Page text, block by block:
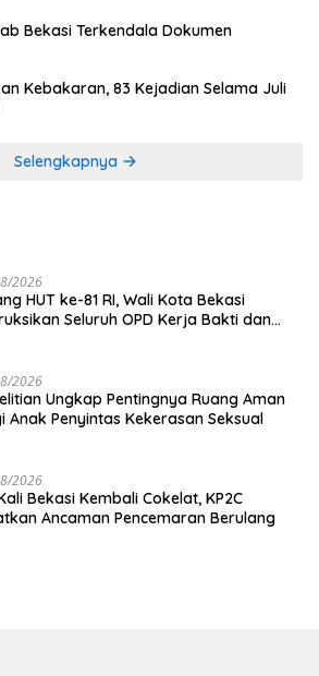
Bekasi Terkendala Dokumen
Kebakaran, 83 Kejadian Selama Juli
Selengkapnya
2026
HUT ke-81 RI, Wali Kota Bekasi
Seluruh OPD Kerja Bakti dan
2026
Ungkap Pentingnya Ruang Aman
Anak Penyintas Kekerasan Seksual
2026
Bekasi Kembali Cokelat, KP2C
Ancaman Pencemaran Berulang